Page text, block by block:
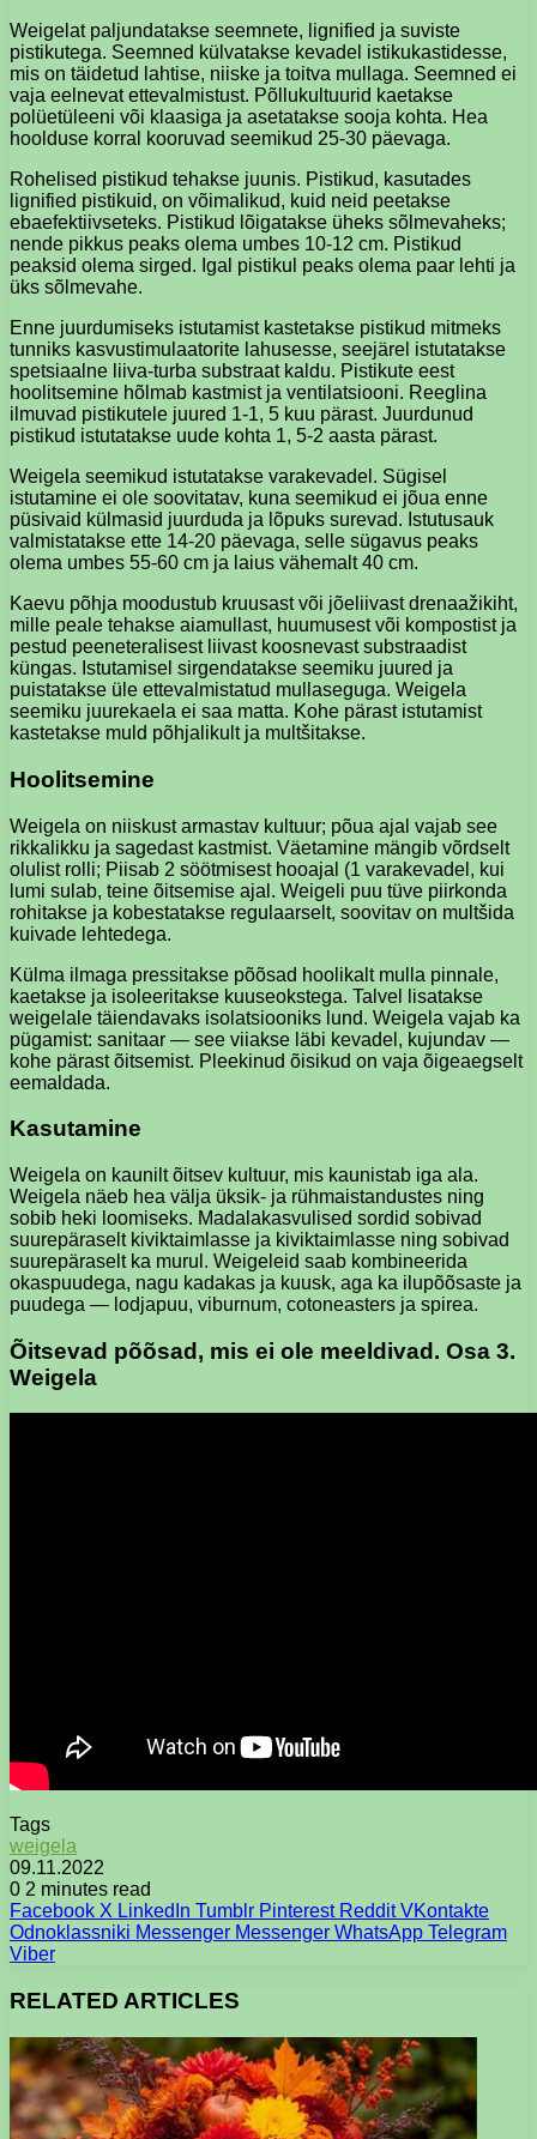
Weigelat paljundatakse seemnete, lignified ja suviste
pistikutega. Seemned külvatakse kevadel istikukastidesse,
mis on täidetud lahtise, niiske ja toitva mullaga. Seemned ei
vaja eelnevat ettevalmistust. Põllukultuurid kaetakse
polüetüleeni või klaasiga ja asetatakse sooja kohta. Hea
hoolduse korral kooruvad seemikud 25-30 päevaga.
Rohelised pistikud tehakse juunis. Pistikud, kasutades
lignified pistikuid, on võimalikud, kuid neid peetakse
ebaefektiivseteks. Pistikud lõigatakse üheks sõlmevaheks;
nende pikkus peaks olema umbes 10-12 cm. Pistikud
peaksid olema sirged. Igal pistikul peaks olema paar lehti ja
üks sõlmevahe.
Enne juurdumiseks istutamist kastetakse pistikud mitmeks
tunniks kasvustimulaatorite lahusesse, seejärel istutatakse
spetsiaalne liiva-turba substraat kaldu. Pistikute eest
hoolitsemine hõlmab kastmist ja ventilatsiooni. Reeglina
ilmuvad pistikutele juured 1-1, 5 kuu pärast. Juurdunud
pistikud istutatakse uude kohta 1, 5-2 aasta pärast.
Weigela seemikud istutatakse varakevadel. Sügisel
istutamine ei ole soovitatav, kuna seemikud ei jõua enne
püsivaid külmasid juurduda ja lõpuks surevad. Istutusauk
valmistatakse ette 14-20 päevaga, selle sügavus peaks
olema umbes 55-60 cm ja laius vähemalt 40 cm.
Kaevu põhja moodustub kruusast või jõeliivast drenaažikiht,
mille peale tehakse aiamullast, huumusest või kompostist ja
pestud peeneteralisest liivast koosnevast substraadist
küngas. Istutamisel sirgendatakse seemiku juured ja
puistatakse üle ettevalmistatud mullaseguga. Weigela
seemiku juurekaela ei saa matta. Kohe pärast istutamist
kastetakse muld põhjalikult ja multšitakse.
Hoolitsemine
Weigela on niiskust armastav kultuur; põua ajal vajab see
rikkalikku ja sagedast kastmist. Väetamine mängib võrdselt
olulist rolli; Piisab 2 söötmisest hooajal (1 varakevadel, kui
lumi sulab, teine õitsemise ajal. Weigeli puu tüve piirkonda
rohitakse ja kobestatakse regulaarselt, soovitav on multšida
kuivade lehtedega.
Külma ilmaga pressitakse põõsad hoolikalt mulla pinnale,
kaetakse ja isoleeritakse kuuseokstega. Talvel lisatakse
weigelale täiendavaks isolatsiooniks lund. Weigela vajab ka
pügamist: sanitaar — see viiakse läbi kevadel, kujundav —
kohe pärast õitsemist. Pleekinud õisikud on vaja õigeaegselt
eemaldada.
Kasutamine
Weigela on kaunilt õitsev kultuur, mis kaunistab iga ala.
Weigela näeb hea välja üksik- ja rühmaistandustes ning
sobib heki loomiseks. Madalakasvulised sordid sobivad
suurepäraselt kiviktaimlasse ja kiviktaimlasse ning sobivad
suurepäraselt ka murul. Weigeleid saab kombineerida
okaspuudega, nagu kadakas ja kuusk, aga ka ilupõõsaste ja
puudega — lodjapuu, viburnum, cotoneasters ja spirea.
Õitsevad põõsad, mis ei ole meeldivad. Osa 3.
Weigela
Tags
weigela
09.11.2022
0 2 minutes read
Facebook X LinkedIn Tumblr Pinterest Reddit VKontakte
Odnoklassniki Messenger Messenger WhatsApp Telegram
Viber
RELATED ARTICLES